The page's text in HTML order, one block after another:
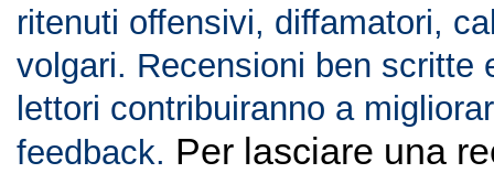
ritenuti offensivi, diffamatori,
volgari. Recensioni ben scritte
lettori contribuiranno a
feedback. Per lasciare una